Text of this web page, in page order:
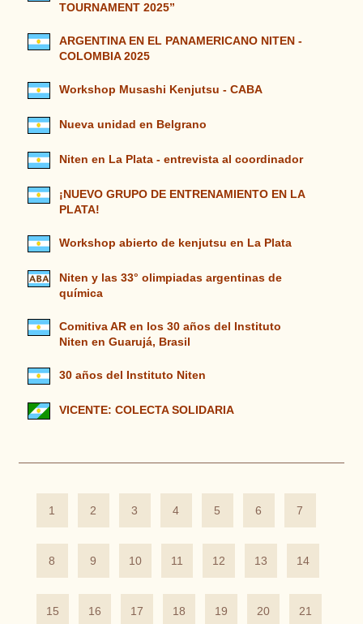
TOURNAMENT 2025”
ARGENTINA EN EL PANAMERICANO NITEN -
COLOMBIA 2025
Workshop Musashi Kenjutsu - CABA
Nueva unidad en Belgrano
Niten en La Plata - entrevista al coordinador
¡NUEVO GRUPO DE ENTRENAMIENTO EN LA
PLATA!
Workshop abierto de kenjutsu en La Plata
Niten y las 33° olimpiadas argentinas de
química
Comitiva AR en los 30 años del Instituto
Niten en Guarujá, Brasil
30 años del Instituto Niten
VICENTE: COLECTA SOLIDARIA
1 2 3 4 5 6 7
8 9 10 11 12 13 14
15 16 17 18 19 20 21